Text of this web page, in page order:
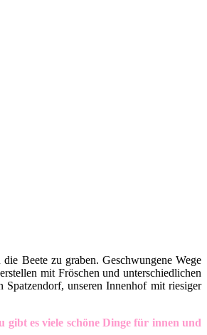
Beete zu graben. Geschwungene Wege
mit Fröschen und unterschiedlichen
unseren Innenhof mit riesiger
gibt es viele schöne Dinge für innen und